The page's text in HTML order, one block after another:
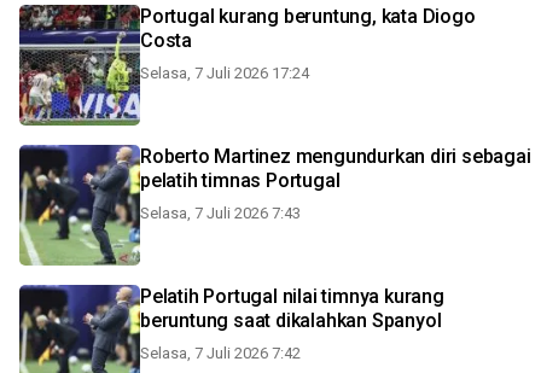
Portugal kurang beruntung, kata Diogo
Costa
Selasa, 7 Juli 2026 17:24
Roberto Martinez mengundurkan diri sebagai
pelatih timnas Portugal
Selasa, 7 Juli 2026 7:43
Pelatih Portugal nilai timnya kurang
beruntung saat dikalahkan Spanyol
Selasa, 7 Juli 2026 7:42